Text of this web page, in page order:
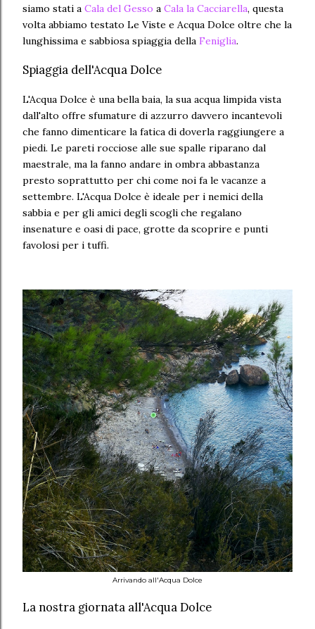
siamo stati a Cala del Gesso a Cala la Cacciarella, questa
volta abbiamo testato Le Viste e Acqua Dolce oltre che la
lunghissima e sabbiosa spiaggia della Feniglia.
Spiaggia dell'Acqua Dolce
L'Acqua Dolce è una bella baia, la sua acqua limpida vista
dall'alto offre sfumature di azzurro davvero incantevoli
che fanno dimenticare la fatica di doverla raggiungere a
piedi. Le pareti rocciose alle sue spalle riparano dal
maestrale, ma la fanno andare in ombra abbastanza
presto soprattutto per chi come noi fa le vacanze a
settembre. L'Acqua Dolce è ideale per i nemici della
sabbia e per gli amici degli scogli che regalano
insenature e oasi di pace, grotte da scoprire e punti
favolosi per i tuffi.
Arrivando all'Acqua Dolce
La nostra giornata all'Acqua Dolce